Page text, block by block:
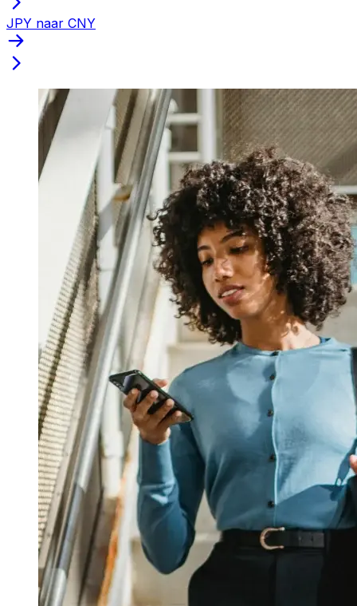
JPY naar CNY